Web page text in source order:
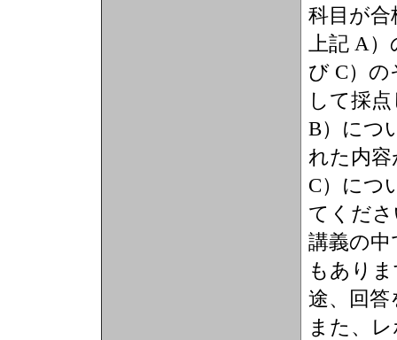
科目が
上記 A
び C）
して採
B）につ
れた内
C）につ
てくだ
講義の
もあり
途、回
また、